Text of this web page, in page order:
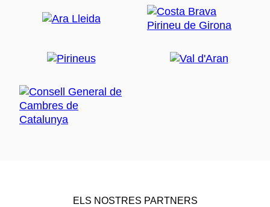
ELS NOSTRES PARTNERS